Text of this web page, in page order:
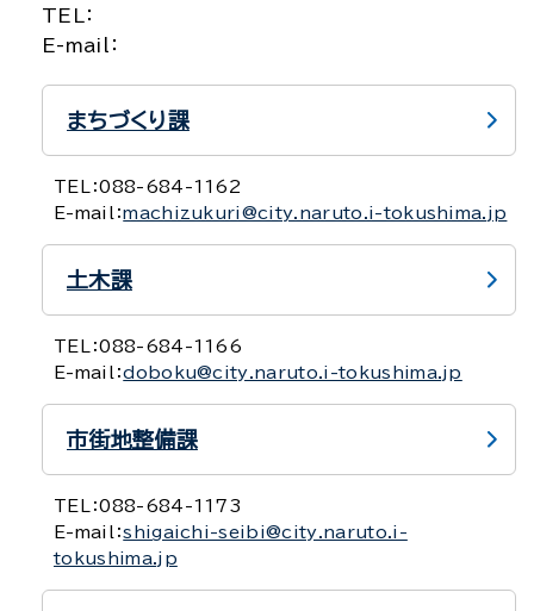
TEL：
E-mail：
まちづくり課
TEL：088-684-1162
E-mail：machizukuri@city.naruto.i-tokushima.jp
土木課
TEL：088-684-1166
E-mail：doboku@city.naruto.i-tokushima.jp
市街地整備課
TEL：088-684-1173
E-mail：shigaichi-seibi@city.naruto.i-
tokushima.jp